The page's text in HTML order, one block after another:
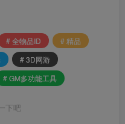
# 全物品ID
# 精品
# 3D网游
# GM多功能工具
下吧